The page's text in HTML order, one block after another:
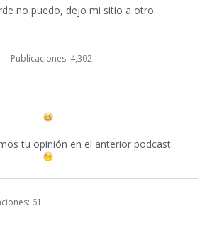
no puedo, dejo mi sitio a otro.
Publicaciones: 4,302
tu opinión en el anterior podcast
61